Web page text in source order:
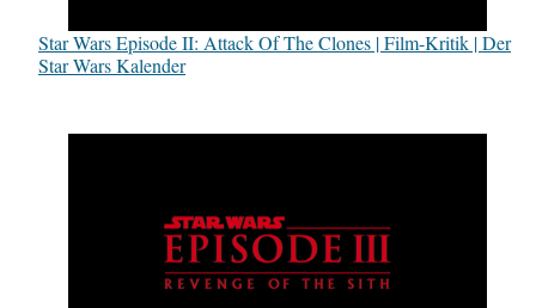
Star Wars Episode II: Attack Of The Clones | Film-Kritik | Der
Star Wars Kalender